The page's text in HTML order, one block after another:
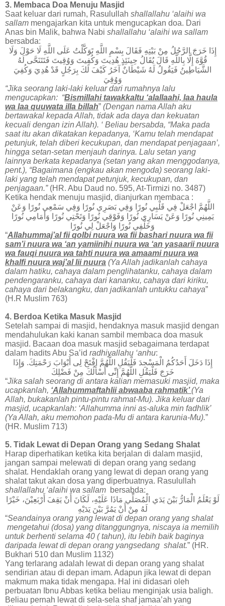
3. Membaca Doa Menuju Masjid
Saat keluar dari rumah, Rasulullah shallallahu ‘alaihi wa
sallam mengajarkan kita untuk mengucapkan doa. Dari
Anas bin Malik, bahwa Nabi shallallahu ‘alaihi wa sallam
bersabda:
إِذَا خَرَجَ الرَّجُلُ مِنْ بَيْتِهِ فَقَالَ بِسْمِ اللَّهِ تَوَكَّلْتُ عَلَى اللَّهِ لَا حَوْلَ وَلَا
قُوَّةَ إِلَّا بِاللَّهِ قَالَ يُقَالُ حِينَئِذٍ هُدِيتَ وَكُفِيتَ وَوُقِيتَ فَتَتَنَحَّى لَهُ
الشَّيَاطِينُ فَيَقُولُ لَهُ شَيْطَانٌ آخَرُ كَيْفَ لَكَ بِرَجُلٍ قَدْ هُدِيَ وَكُفِيَ
وَوُقِيَ
“Jika seorang laki-laki keluar dari rumahnya lalu
mengucapkan: “Bismillahi tawakkaltu ‘alallaahi, laa haula
wa laa quuwata illa billah” (Dengan nama Allah aku
bertawakal kepada Allah, tidak ada daya dan kekuatan
kecuali dengan izin Allah). ‘ Beliau bersabda, “Maka pada
saat itu akan dikatakan kepadanya, ‘Kamu telah mendapat
petunjuk, telah diberi kecukupan, dan mendapat penjagaan’,
hingga setan-setan menjauh darinya. Lalu setan yang
lainnya berkata kepadanya (setan yang akan menggodanya,
pent.), “Bagaimana (engkau akan mengoda) seorang laki-
laki yang telah mendapat petunjuk, kecukupan, dan
penjagaan.” (HR. Abu Daud no. 595, At-Tirmizi no. 3487)
Ketika hendak menuju masjid, dianjurkan membaca :
اللَّهُمَّ
اجْعَلْ فِي قَلْبِي نُورًا وَفِي بَصَرِي نُورًا وَفِي سَمْعِي نُورًا
وَعَنْ
يَمِينِي نُورًا وَعَنْ يَسَارِي نُورًا وَفَوْقِي نُورًا وَتَحْتِي نُورًا وَأَمَامِي نُورًا
وَخَلْفِي نُورًا وَاجْعَلْ لِي نُورًا
“Allahummaj’al fii qolbi nuura wa fii bashari nuura wa fii
sam’i nuura wa ‘an yamiinihi nuura wa ‘an yasaarii nuura
wa fauqi nuura wa tahti nuura wa amaami nuura wa
khalfi nuura waj’al lii nuura (Ya Allah jadikanlah cahaya
dalam hatiku, cahaya dalam penglihatanku, cahaya dalam
pendengaranku, cahaya dari kananku, cahaya dari kiriku,
cahaya dari belakangku, dan jadikanlah untukku cahaya”
(H.R Muslim 763)
4. Berdoa Ketika Masuk Masjid
Setelah sampai di masjid, hendaknya masuk masjid dengan
mendahulukan kaki kanan sambil membaca doa masuk
masjid. Bacaan doa masuk masjid sebagaimana terdapat
dalam hadits Abu Sa’id radhiyallahu ‘anhu:
إِذَا دَخَلَ أَحَدُكُمُ الْمَسْجِدَ فَلْيَقُلِ اللَّهُمَّ افْتَحْ لِى أَبْوَابَ رَحْمَتِكَ. وَإِذَا
خَرَجَ فَلْيَقُلِ اللَّهُمَّ إِنِّى أَسْأَلُكَ مِنْ فَضْلِكَ
“Jika salah seorang di antara kalian memasuki masjid, maka
ucapkanlah, ‘Allahummaftahlii abwaaba rahmatik’(Ya
Allah, bukakanlah pintu-pintu rahmat-Mu). Jika keluar dari
masjid, ucapkanlah: ‘Allahumma inni as-aluka min fadhlik’
(Ya Allah, aku memohon pada-Mu di antara karunia-Mu).”
(HR. Muslim 713)
5. Tidak Lewat di Depan Orang yang Sedang Shalat
Harap diperhatikan ketika kita berjalan di dalam masjid,
jangan sampai melewati di depan orang yang sedang
shalat. Hendaklah orang yang lewat di depan orang yang
shalat takut akan dosa yang diperbuatnya. Rasulullah
shallallahu ‘alaihi wa sallam bersabda:
لَوْ يَعْلَمُ الْمَارُّ بَيْنَ يَدَي الْمُصَلِّي مَاذَا عَلَيْهِ، لَكَانَ أَنْ يَقِفَ أَرْبَعِيْنَ، خَيْرًا
لَهُ مِنْ أَنْ يَمُرَّ بَيْنَ يَدَيْهِ
“Seandainya orang yang lewat di depan orang yang shalat
mengetahui (dosa) yang ditanggungnya, niscaya ia memilih
untuk berhenti selama 40 ( tahun), itu lebih baik baginya
daripada lewat di depan orang yangsedang shalat.” (HR.
Bukhari 510 dan Muslim 1132)
Yang terlarang adalah lewat di depan orang yang shalat
sendirian atau di depan imam. Adapun jika lewat di depan
makmum maka tidak mengapa. Hal ini didasari oleh
perbuatan Ibnu Abbas ketika beliau menginjak usia baligh.
Beliau pernah lewat di sela-sela shaf jamaa’ah yang